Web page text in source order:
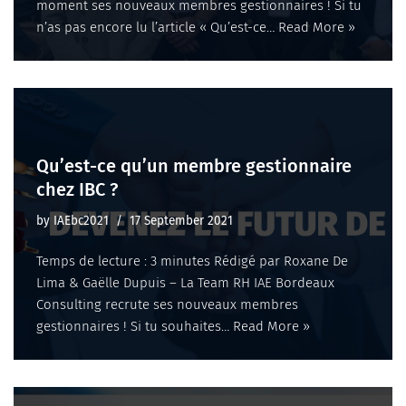
moment ses nouveaux membres gestionnaires ! Si tu
n’as pas encore lu l’article « Qu’est-ce… Read More »
Qu’est-ce qu’un membre gestionnaire
chez IBC ?
by IAEbc2021 17 September 2021
Temps de lecture : 3 minutes Rédigé par Roxane De
Lima & Gaëlle Dupuis – La Team RH IAE Bordeaux
Consulting recrute ses nouveaux membres
gestionnaires ! Si tu souhaites… Read More »